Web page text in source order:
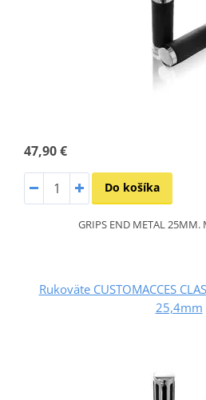
47,90 €
Do košíka
GRIPS END METAL 25MM.
Rukoväte CUSTOMACCES
25,4mm